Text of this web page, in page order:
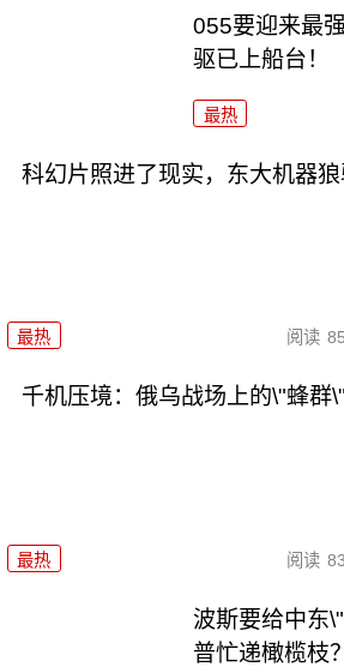
055要迎来最
驱已上船台！
最热
科幻片照进了现实，东大机器狼
最热 阅读
千机压境：俄乌战场上的\"蜂群
最热 阅读
波斯要给中东
普忙递橄榄枝？